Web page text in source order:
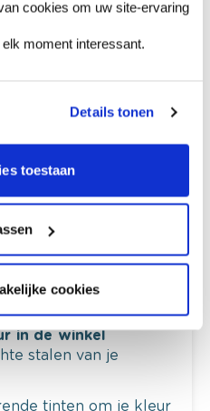
cookies om uw site-ervaring
moment interessant.
Details tonen
toestaan
cookies
door je
check-up
in de winkel
stalen van je
tinten om je kleur